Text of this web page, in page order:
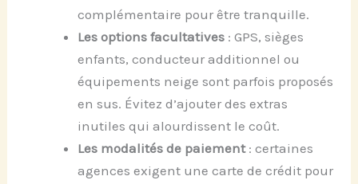
complémentaire pour être tranquille.
Les options facultatives : GPS, sièges
enfants, conducteur additionnel ou
équipements neige sont parfois proposés
en sus. Évitez d’ajouter des extras
inutiles qui alourdissent le coût.
Les modalités de paiement: certaines
agences exigent une carte de crédit pour